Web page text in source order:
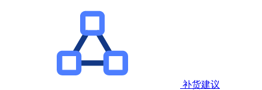
补货建议